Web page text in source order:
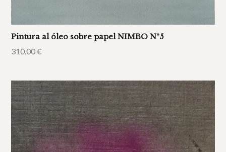
Pintura al óleo sobre papel NIMBO Nº5
310,00€